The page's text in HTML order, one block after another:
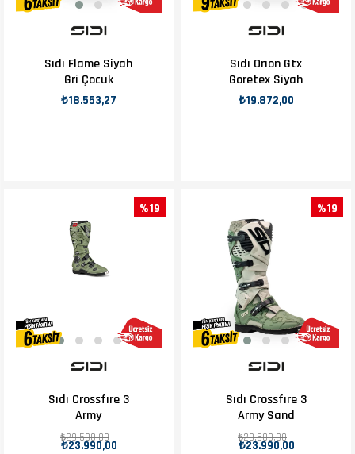
Sıdı Flame Siyah
Gri Çocuk
₺18.553,27
Sıdı Orıon Gtx
Goretex Siyah
₺19.872,00
Sıdı Crossfıre 3
Army
₺23.990,00
₺29.500,00
%19
Sıdı Crossfıre 3
Army Sand
₺23.990,00
₺29.500,00
%19